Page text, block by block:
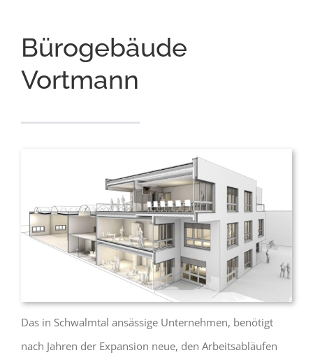
Bürogebäude
Vortmann
Das in Schwalmtal ansässige Unternehmen, benötigt
nach Jahren der Expansion neue, den Arbeitsabläufen